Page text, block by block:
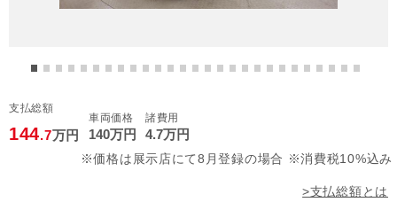
支払総額
144.7万円
車両価格
140万円
諸費用
4.7万円
※価格は展示店にて8月登録の場合 ※消費税10%込み
>支払総額とは